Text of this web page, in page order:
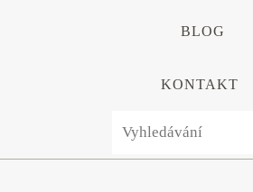
BLOG
KONTAKT